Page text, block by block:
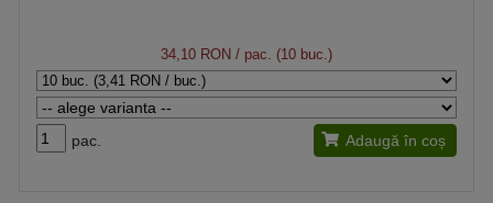
34,10 RON / pac. (10 buc.)
pac. Adaugă în coș